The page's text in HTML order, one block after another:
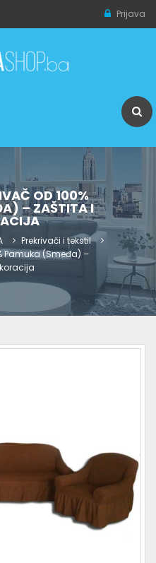
Prijava
OD 100%
– ZAŠTITA I
Prekrivači i tekstil
Pamuka (Smeđa) –